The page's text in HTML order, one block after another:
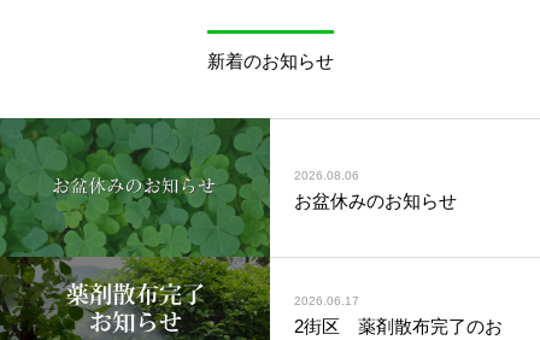
新着のお知らせ
2026.08.06
お盆休みのお知らせ
2026.06.17
2街区 薬剤散布完了のお